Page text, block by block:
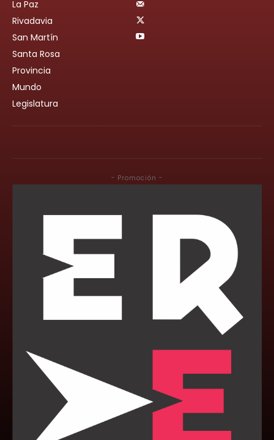
La Paz
Rivadavia
San Martín
Santa Rosa
Provincia
Mundo
Legislatura
- Promoción -